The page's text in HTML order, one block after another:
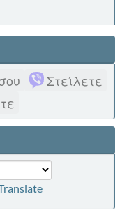
Στείλετε